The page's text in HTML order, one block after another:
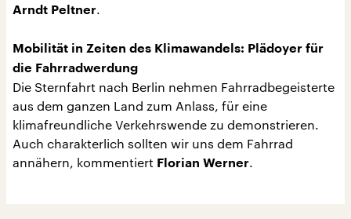
Arndt Peltner.
Mobilität in Zeiten des Klimawandels: Plädoyer für
die Fahrradwerdung
Die Sternfahrt nach Berlin nehmen Fahrradbegeisterte
aus dem ganzen Land zum Anlass, für eine
klimafreundliche Verkehrswende zu demonstrieren.
Auch charakterlich sollten wir uns dem Fahrrad
annähern, kommentiert Florian Werner.